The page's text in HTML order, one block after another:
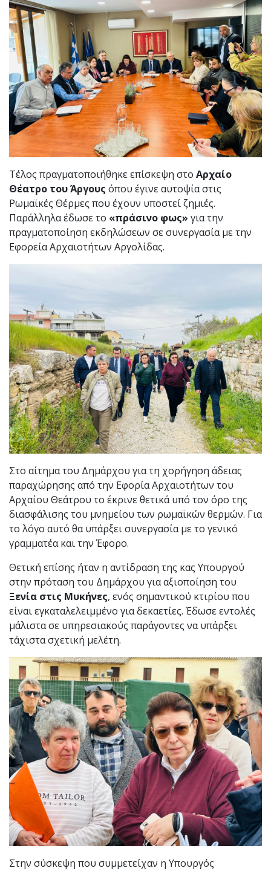
Τέλος πραγματοποιήθηκε επίσκεψη στο Αρχαίο
Θέατρο του Άργους όπου έγινε αυτοψία στις
Ρωμαϊκές Θέρμες που έχουν υποστεί ζημιές.
Παράλληλα έδωσε το «πράσινο φως» για την
πραγματοποίηση εκδηλώσεων σε συνεργασία με την
Εφορεία Αρχαιοτήτων Αργολίδας.
Στο αίτημα του Δημάρχου για τη χορήγηση άδειας
παραχώρησης από την Εφορία Αρχαιοτήτων του
Αρχαίου Θεάτρου το έκρινε θετικά υπό τον όρο της
διασφάλισης του μνημείου των ρωμαϊκών θερμών. Για
το λόγο αυτό θα υπάρξει συνεργασία με το γενικό
γραμματέα και την Έφορο.
Θετική επίσης ήταν η αντίδραση της κας Υπουργού
στην πρόταση του Δημάρχου για αξιοποίηση του
Ξενία στις Μυκήνες, ενός σημαντικού κτιρίου που
είναι εγκαταλελειμμένο για δεκαετίες. Έδωσε εντολές
μάλιστα σε υπηρεσιακούς παράγοντες να υπάρξει
τάχιστα σχετική μελέτη.
Στην σύσκεψη που συμμετείχαν η Υπουργός